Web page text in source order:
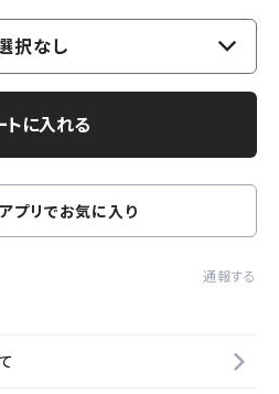
択なし
トに入れる
プリでお気に入り
通報する